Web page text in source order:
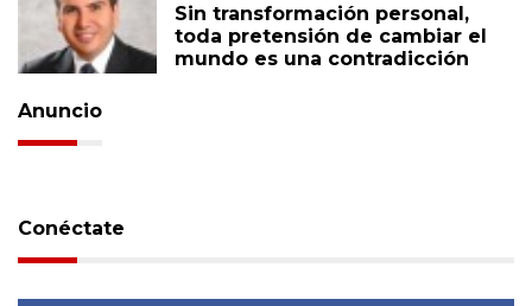
Sin transformación personal,
toda pretensión de cambiar el
mundo es una contradicción
Anuncio
Conéctate